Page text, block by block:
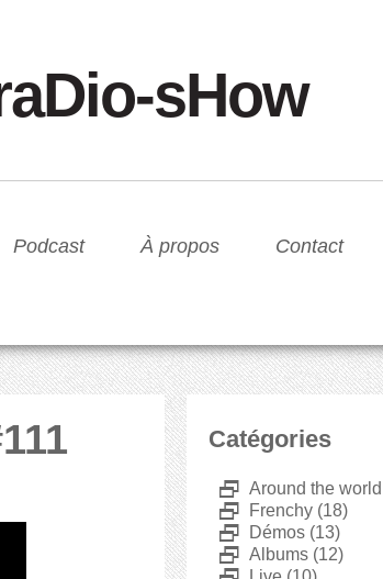
sHow
Podcast À propos Contact
Catégories
D Around the world
D Frenchy (18)
D Démos (13)
D Albums (12)